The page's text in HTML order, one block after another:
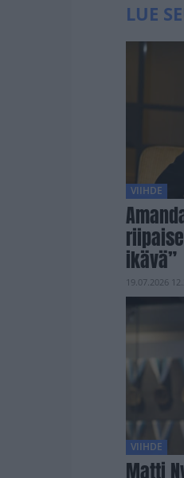
LUE
VIIHDE
ikävä”
19.07.2026
VIIHDE
Matti